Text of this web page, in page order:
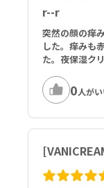
r--r
突然の顔の痒
した。痒みも
た。夜保湿ク
0人が